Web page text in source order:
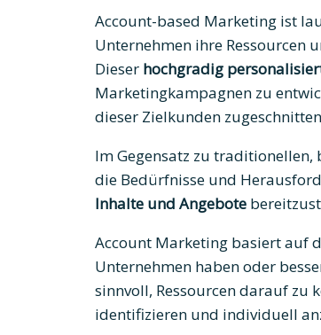
Account-based Marketing ist
Unternehmen ihre Ressourcen
Dieser hochgradig
Marketingkampagnen zu
dieser Zielkunden
Im Gegensatz zu
die Bedürfnisse und
Inhalte und Angebote
Account Marketing basiert auf
Unternehmen haben oder
sinnvoll, Ressourcen darauf zu
identifizieren und individuell